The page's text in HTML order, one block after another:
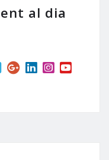
al dia